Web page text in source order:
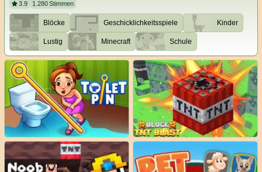
3.9 1.280Stimmen
Blöcke Geschicklichkeitsspiele Kinder
Lustig Minecraft Schule